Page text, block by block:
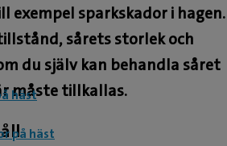
exempel sparkskador i hagen.
sårets storlek och
du själv kan behandla såret
måste tillkallas.
häst
på häst